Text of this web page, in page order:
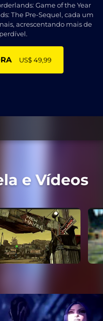
Game of the Year
The Pre-Sequel, cada um
acrescentando mais de
US$ 49,99
e Vídeos